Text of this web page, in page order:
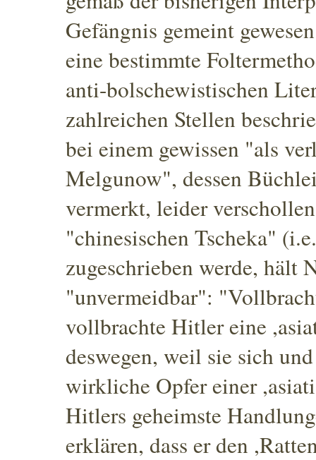
Gefängnis gemeint
eine bestimmte
anti-bolschewistischen
zahlreichen Stellen
bei einem gewissen "als
Melgunow", dessen
vermerkt, leider
"chinesischen Tscheka"
zugeschrieben werde, hält
"unvermeidbar":
vollbrachte Hitler eine
deswegen, weil sie sich
wirkliche Opfer einer
Hitlers geheimste
erklären, dass er den